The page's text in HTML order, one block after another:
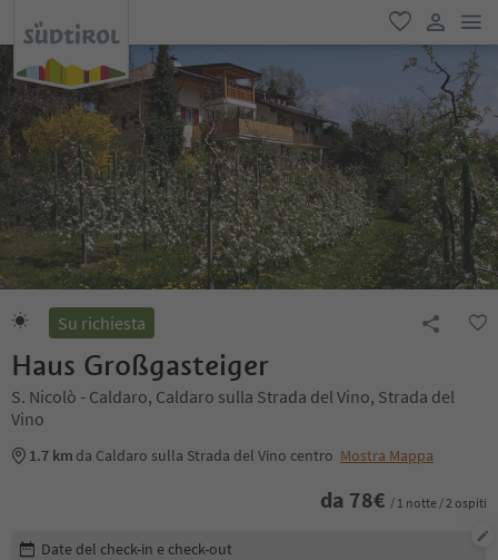
favoriti
user link
Su richiesta
Haus Großgasteiger
S. Nicolò - Caldaro, Caldaro sulla Strada del Vino, Strada del
Vino
1.7 km da Caldaro sulla Strada del Vino centro Mostra Mappa
da 78€ / 1 notte / 2 ospiti
Modifica i dettagli della prenotazione
Date del check-in e check-out